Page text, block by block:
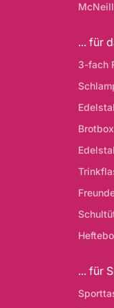
... für
3-fach
... für